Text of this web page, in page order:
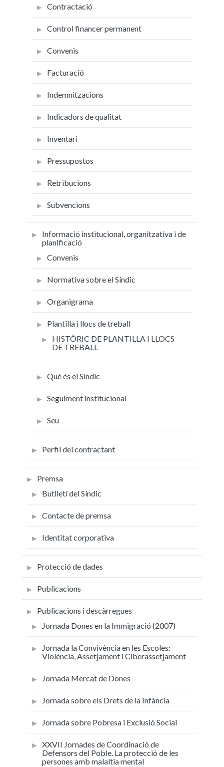
Contractació
Control financer permanent
Convenis
Facturació
Indemnitzacions
Indicadors de qualitat
Inventari
Pressupostos
Retribucions
Subvencions
Informació institucional, organitzativa i de
planificació
Convenis
Normativa sobre el Síndic
Organigrama
Plantilla i llocs de treball
HISTÒRIC DE PLANTILLA I LLOCS
DE TREBALL
Què és el Síndic
Seguiment institucional
Seu
Perfil del contractant
Premsa
Butlletí del Síndic
Contacte de premsa
Identitat corporativa
Protecció de dades
Publicacions
Publicacions i descàrregues
Jornada Dones en la Immigració (2007)
Jornada la Convivència en les Escoles:
Violència, Assetjament i Ciberassetjament
Jornada Mercat de Dones
Jornada sobre els Drets de la Infància
Jornada sobre Pobresa i Exclusió Social
XXVII Jornades de Coordinació de
Defensors del Poble. La protecció de les
persones amb malaltia mental